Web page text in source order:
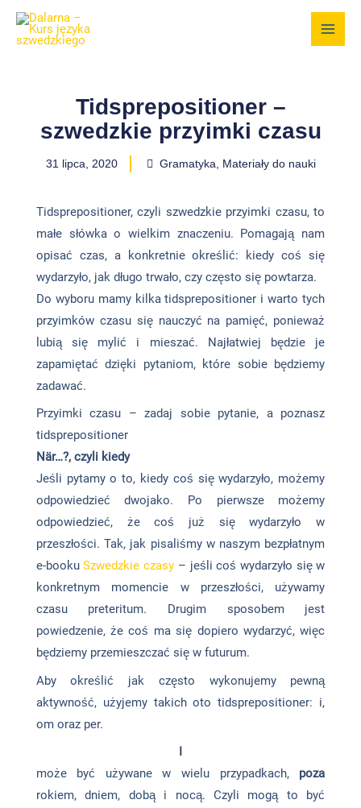
Przejdź
Tidsprepositioner –
szwedzkie przyimki czasu
31 lipca, 2020 Gramatyka Materiały do nauki
Tidsprepositioner, czyli szwedzkie przyimki czasu, to
małe słówka o wielkim znaczeniu. Pomagają nam
opisać czas, a konkretnie określić: kiedy coś się
wydarzyło, jak długo trwało, czy często się powtarza.
Do wyboru mamy kilka tidsprepositioner i warto tych
przyimków czasu się nauczyć na pamięć, ponieważ
lubią się mylić i mieszać. Najłatwiej będzie je
zapamiętać dzięki pytaniom, które sobie będziemy
zadawać.
Przyimki czasu – zadaj sobie pytanie, a poznasz
tidsprepositioner
När…?, czyli kiedy
Jeśli pytamy o to, kiedy coś się wydarzyło, możemy
odpowiedzieć dwojako. Po pierwsze możemy
odpowiedzieć, że coś już się wydarzyło w
przeszłości. Tak, jak pisaliśmy w naszym bezpłatnym
e-bookuSzwedzkie czasy – jeśli coś wydarzyło się w
konkretnym momencie w przeszłości, używamy
czasu preteritum. Drugim sposobem jest
powiedzenie, że coś ma się dopiero wydarzyć, więc
będziemy przemieszczać się w futurum.
Aby określić jak często wykonujemy pewną
aktywność, użyjemy takich oto tidsprepositioner: i,
om oraz per.
I
może być używane w wielu przypadkach, poza
rokiem, dniem, dobą i nocą. Czyli mogą to być